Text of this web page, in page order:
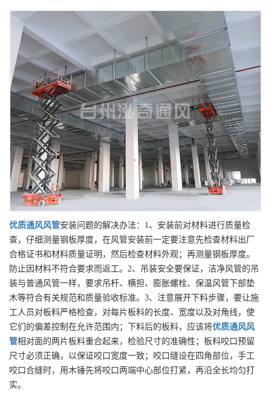
优质通风风管安装问题的解决办法：1、安装前对材料进行质量检
查，仔细测量钢板厚度，在风管安装前一定要注意先检查材料出厂
合格证书和材料质量证明，然后检查材料外观；再测量钢板厚度。
防止因材料不符合要求而返工。2、吊装安全要保证，洁净风管的吊
装与普通风管一样，要求吊杆、横担、膨胀螺栓、保温风管下部垫
木等符合有关规范和质量验收标准。3、注意展开下料步骤，要让施
工人员对板料严格检查，对每片板料的长度、宽度以及对角线，使
它们的偏差控制在允许范围内；下料后的板料，应该将优质通风风
管相对面的两片板料重合起来，检验尺寸的准确性；板料咬口预留
尺寸必须正确，以保证咬口宽度一致；咬口缝设在四角部位，手工
咬口合缝时，用木锤先将咬口两端中心部位打紧，再沿全长均匀打
实。